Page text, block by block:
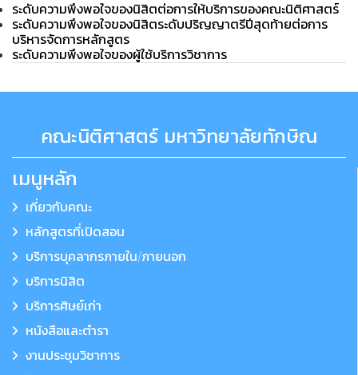
ระดับความพึงพอใจของนิสิตต่อการให้บริการของคณะนิติศาสตร์
ระดับความพึงพอใจของนิสิตระดับปริญญาตรีปีสุดท้ายต่อการ
บริหารจัดการหลักสูตร
ระดับความพึงพอใจของผู้ใช้บริการวิชาการ
คณะนิติศาสตร์ มหาวิทยาลัยทักษิณ
เมนูหลัก
เกี่ยวกับคณะ
หลักสูตรที่เปิดสอน
บริการบุคลากรภายใน/ภายนอก
บริการนิสิต
บริการศิษย์เก่า
หนังสือและตำรา
งานประชุมวิชาการ